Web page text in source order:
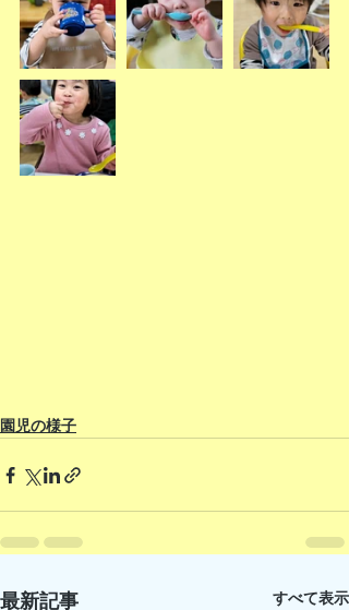
園児の様子
最新記事 すべて表示